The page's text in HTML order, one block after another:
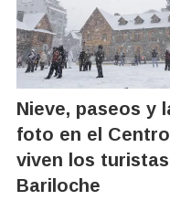
Nieve, paseos y
foto en el
viven los
Bariloche